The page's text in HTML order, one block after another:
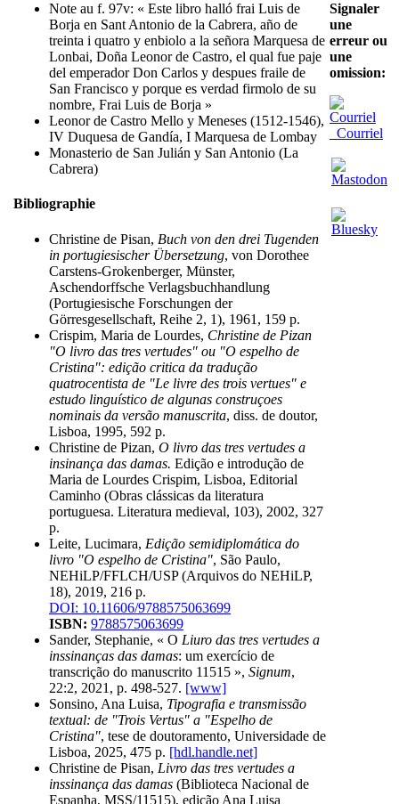
Note au f. 97v: « Este libro halló frai Luis de
Borja en Sant Antonio de la Cabrera, año de
treinta i quatro y enbiolo a la señora Marquesa de
Lonbai, Doña Leonor de Castro, el qual fue paje
del emperador Don Carlos y despues fraile de
San Francisco y porque es verdad firmolo de su
nombre, Frai Luis de Borja »
Leonor de Castro Mello y Meneses (1512-1546),
IV Duquesa de Gandía, I Marquesa de Lombay
Monasterio de San Julián y San Antonio (La
Cabrera)
Bibliographie
Christine de Pisan, Buch von den drei Tugenden
in portugiesischer Übersetzung, von Dorothee
Carstens-Grokenberger, Münster,
Aschendorffsche Verlagsbuchhandlung
(Portugiesische Forschungen der
Görresgesellschaft, Reihe 2, 1), 1961, 159 p.
Crispim, Maria de Lourdes, Christine de Pizan
"O livro das tres vertudes" ou "O espelho de
Cristina": edição critica da tradução
quatrocentista de "Le livre des trois vertues" e
estudo linguístico de algunas construçoes
nominais da versão manuscrita, diss. de doutor,
Lisboa, 1995, 592 p.
Christine de Pizan, O livro das tres vertudes a
insinança das damas. Edição e introdução de
Maria de Lourdes Crispim, Lisboa, Editorial
Caminho (Obras clássicas da literatura
portuguesa. Literatura medieval, 103), 2002, 327
p.
Leite, Lucimara, Edição semidiplomática do
livro "O espelho de Cristina", São Paulo,
NEHiLP/FFLCH/USP (Arquivos do NEHiLP,
18), 2019, 216 p.
DOI: 10.11606/9788575063699
ISBN: 9788575063699
Sander, Stephanie, « O Liuro das tres vertudes a
inssinanças das damas: um exercício de
transcrição do manuscrito 11515 », Signum,
22:2, 2021, p. 498-527. [www]
Sonsino, Ana Luisa, Tipografia e transmissão
textual: de "Trois Vertus" a "Espelho de
Cristina", tese de doutoramento, Universidade de
Lisboa, 2025, 475 p. [hdl.handle.net]
Christine de Pisan, Livro das tres vertudes a
inssinança das damas (Biblioteca Nacional de
Espanha, MSS/11515), edição Ana Luisa
Signaler
une
erreur ou
une
omission:
Courriel